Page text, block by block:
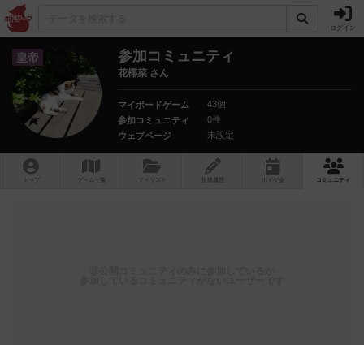
ログイン
皇帝 参加コミュニティ
花椰菜 さん
マイボードゲーム
43個
参加コミュニティ
0件
ウェブページ
未設定
トップ ゲーム一覧 マイリスト 投稿履歴 ボ ドゲ コミュニティ